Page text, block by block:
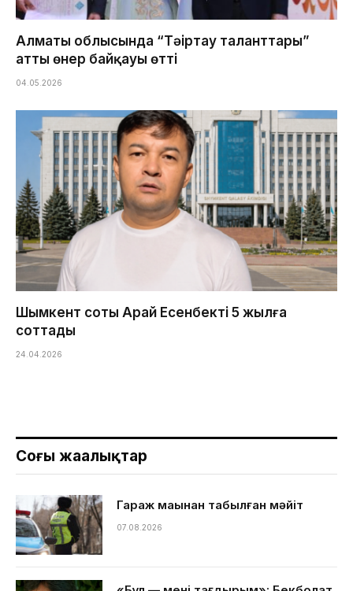
Алматы облысында “Тәңіртау таланттары”
атты өнер байқауы өтті
04.05.2026
Шымкент соты Арай Есенбекті 5 жылға
соттады
24.04.2026
Соңғы жаңалықтар
Гараж маңынан табылған мәйіт
07.08.2026